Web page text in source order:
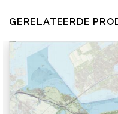
GERELATEERDE